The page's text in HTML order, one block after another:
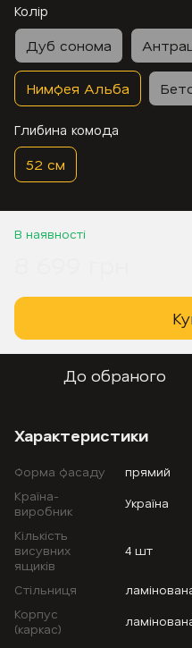
Колір
Дуб сонома
Нимфея Альба
Глибина комода
52 см
В наявності
До обраного
Характеристики
Форма фасаду
прямий
Країна-
виробник
Україна
Кількість
висувних
ящиків
4 шт
Стільниця
Корпус
(каркас)